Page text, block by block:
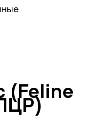
(Feline